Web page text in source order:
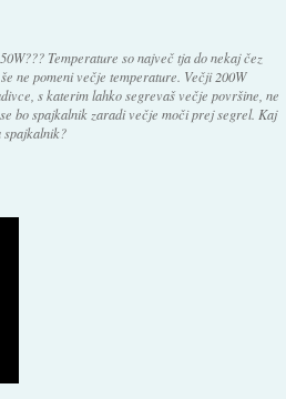
Temperature so največ tja do nekaj čez
ne pomeni večje temperature. Večji 200W
s katerim lahko segrevaš večje površine, ne
bo spajkalnik zaradi večje moči prej segrel. Kaj